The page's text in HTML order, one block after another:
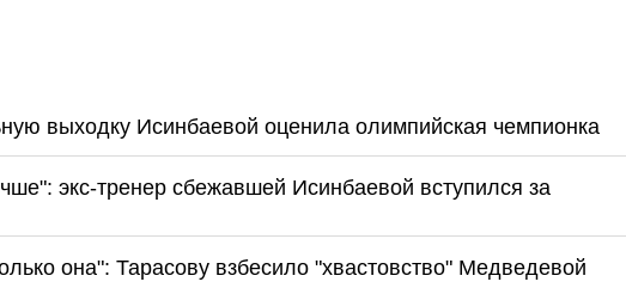
выходку Исинбаевой оценила олимпийская чемпионка
экс-тренер сбежавшей Исинбаевой вступился за
она": Тарасову взбесило "хвастовство" Медведевой